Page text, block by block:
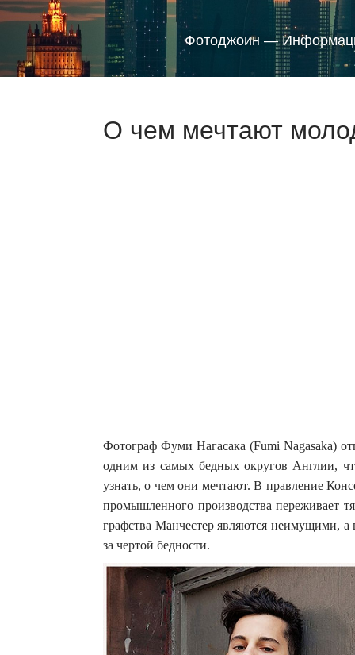
Фотоджоин —
О чем мечтают
Фотограф Фуми Нагасака (Fumi Nagasaka)
одним из самых бедных округов Англии,
узнать, о чем они мечтают.В правление
промышленного производства переживает
графства Манчестер являются неимущими, а
за чертой бедности.